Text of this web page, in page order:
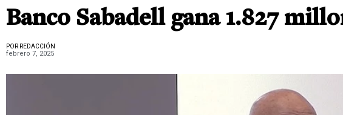
Banco Sabadell gana 1.827
POR REDACCIÓN
febrero 7, 2025